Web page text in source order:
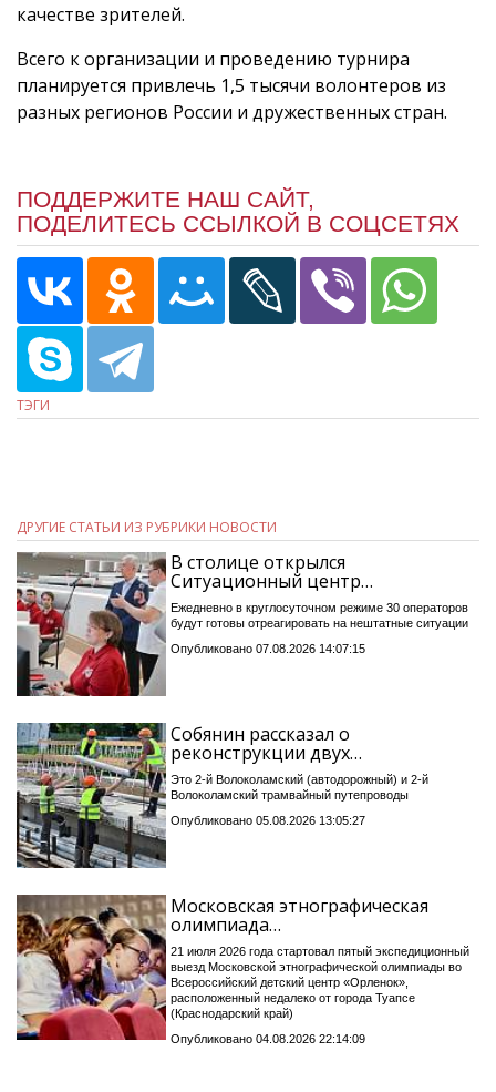
качестве зрителей.
Всего к организации и проведению турнира
планируется привлечь 1,5 тысячи волонтеров из
разных регионов России и дружественных стран.
ПОДДЕРЖИТЕ НАШ САЙТ,
ПОДЕЛИТЕСЬ ССЫЛКОЙ В СОЦСЕТЯХ
ТЭГИ
ДРУГИЕ СТАТЬИ ИЗ РУБРИКИ НОВОСТИ
В столице открылся
Ситуационный центр…
Ежедневно в круглосуточном режиме 30 операторов
будут готовы отреагировать на нештатные ситуации
Опубликовано 07.08.2026 14:07:15
Собянин рассказал о
реконструкции двух…
Это 2-й Волоколамский (автодорожный) и 2-й
Волоколамский трамвайный путепроводы
Опубликовано 05.08.2026 13:05:27
Московская этнографическая
олимпиада…
21 июля 2026 года стартовал пятый экспедиционный
выезд Московской этнографической олимпиады во
Всероссийский детский центр «Орленок»,
расположенный недалеко от города Туапсе
(Краснодарский край)
Опубликовано 04.08.2026 22:14:09